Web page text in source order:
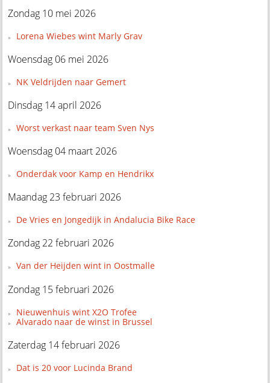
Zondag 10 mei 2026
Lorena Wiebes wint Marly Grav
Woensdag 06 mei 2026
NK Veldrijden naar Gemert
Dinsdag 14 april 2026
Worst verkast naar team Sven Nys
Woensdag 04 maart 2026
Onderdak voor Kamp en Hendrikx
Maandag 23 februari 2026
De Vries en Jongedijk in Andalucia Bike Race
Zondag 22 februari 2026
Van der Heijden wint in Oostmalle
Zondag 15 februari 2026
Nieuwenhuis wint X2O Trofee
Alvarado naar de winst in Brussel
Zaterdag 14 februari 2026
Dat is 20 voor Lucinda Brand